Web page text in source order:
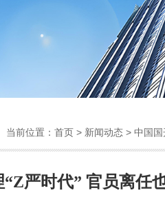
当前位置： 首页 > 新闻动态 > 中国国
严时代” 官员离任